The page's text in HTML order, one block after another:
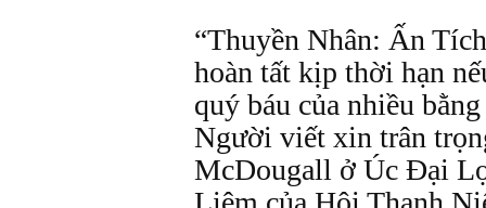
“Thuyền Nhân: Ấn
hoàn tất kịp thời hạn
quý báu của nhiều
Người viết xin trân
McDougall ở Úc Ðại